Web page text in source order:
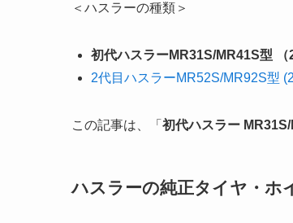
＜ハスラーの種類＞
初代ハスラーMR31S/MR41S型 （
2代目ハスラーMR52S/MR92S型
この記事は、「 初代ハスラー
ハスラーの純正タイヤ・ホ